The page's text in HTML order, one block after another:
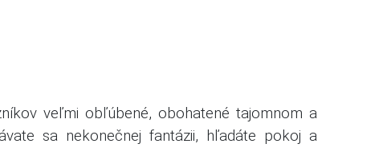
veľmi obľúbené, obohatené tajomnom a
sa nekonečnej fantázii, hľadáte pokoj a